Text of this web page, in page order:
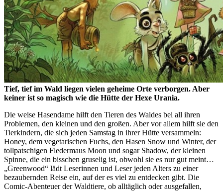
Tief, tief im Wald liegen vielen geheime Orte verborgen. Aber
keiner ist so magisch wie die Hütte der Hexe Urania.
Die weise Hasendame hilft den Tieren des Waldes bei all ihren
Problemen, den kleinen und den großen. Aber vor allem hilft sie den
Tierkindern, die sich jeden Samstag in ihrer Hütte versammeln:
Honey, dem vegetarischen Fuchs, den Hasen Snow und Winter, der
tollpatschigen Fledermaus Moon und sogar Shadow, der kleinen
Spinne, die ein bisschen gruselig ist, obwohl sie es nur gut meint…
„Greenwood“ lädt Leserinnen und Leser jeden Alters zu einer
bezaubernden Reise ein, auf der es viel zu entdecken gibt. Die
Comic-Abenteuer der Waldtiere, ob alltäglich oder ausgefallen,